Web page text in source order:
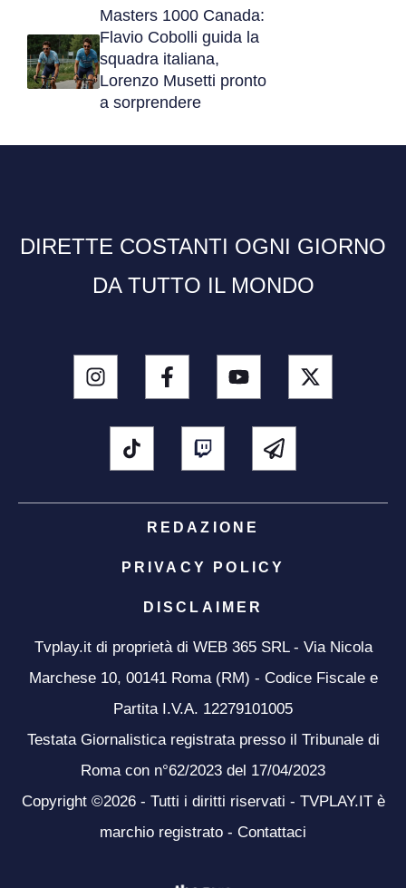
Masters 1000 Canada:
Flavio Cobolli guida la
squadra italiana,
Lorenzo Musetti pronto
a sorprendere
DIRETTE COSTANTI OGNI GIORNO
DA TUTTO IL MONDO
REDAZIONE
PRIVACY POLICY
DISCLAIMER
Tvplay.it di proprietà di WEB 365 SRL - Via Nicola
Marchese 10, 00141 Roma (RM) - Codice Fiscale e
Partita I.V.A. 12279101005
Testata Giornalistica registrata presso il Tribunale di
Roma con n°62/2023 del 17/04/2023
Copyright ©2026 - Tutti i diritti riservati - TVPLAY.IT è
marchio registrato - Contattaci